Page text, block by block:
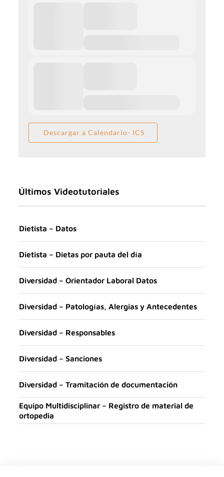
Descargar a Calendario- ICS
Últimos Videotutoriales
Dietista – Datos
Dietista – Dietas por pauta del día
Diversidad – Orientador Laboral Datos
Diversidad – Patologías, Alergias y Antecedentes
Diversidad – Responsables
Diversidad – Sanciones
Diversidad – Tramitación de documentación
Equipo Multidisciplinar – Registro de material de
ortopedia